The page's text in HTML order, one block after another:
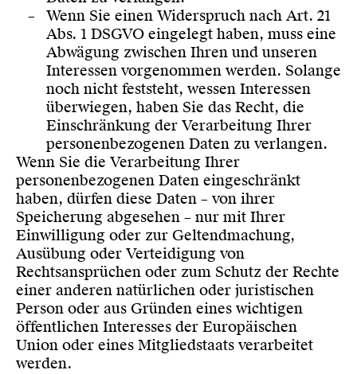
Wenn Sie einen Widerspruch nach Art. 21
Abs. 1 DSGVO eingelegt haben, muss eine
Abwägung zwischen Ihren und unseren
Interessen vorgenommen werden. Solange
noch nicht feststeht, wessen Interessen
überwiegen, haben Sie das Recht, die
Einschränkung der Verarbeitung Ihrer
personenbezogenen Daten zu verlangen.
Wenn Sie die Verarbeitung Ihrer
personenbezogenen Daten eingeschränkt
haben, dürfen diese Daten – von ihrer
Speicherung abgesehen – nur mit Ihrer
Einwilligung oder zur Geltendmachung,
Ausübung oder Verteidigung von
Rechtsansprüchen oder zum Schutz der Rechte
einer anderen natürlichen oder juristischen
Person oder aus Gründen eines wichtigen
öffentlichen Interesses der Europäischen
Union oder eines Mitgliedstaats verarbeitet
werden.